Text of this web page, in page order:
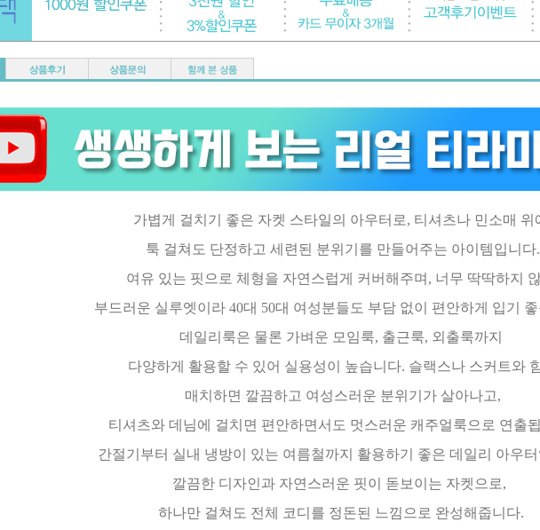
가볍게 걸치기 좋은 자켓 스타일의 아우터로, 티셔츠나 민소매 위
툭 걸쳐도 단정하고 세련된 분위기를 만들어주는 아이템입니다.
여유 있는 핏으로 체형을 자연스럽게 커버해주며, 너무 딱딱하지
부드러운 실루엣이라 40대 50대 여성분들도 부담 없이 편안하게 입기
데일리룩은 물론 가벼운 모임룩, 출근룩, 외출룩까지
다양하게 활용할 수 있어 실용성이 높습니다. 슬랙스나 스커트와
매치하면 깔끔하고 여성스러운 분위기가 살아나고,
티셔츠와 데님에 걸치면 편안하면서도 멋스러운 캐주얼룩으로 연출
간절기부터 실내 냉방이 있는 여름철까지 활용하기 좋은 데일리 아우
깔끔한 디자인과 자연스러운 핏이 돋보이는 자켓으로,
하나만 걸쳐도 전체 코디를 정돈된 느낌으로 완성해줍니다.